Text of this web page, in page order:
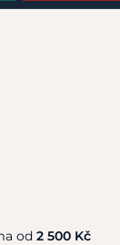
od 2 500 Kč